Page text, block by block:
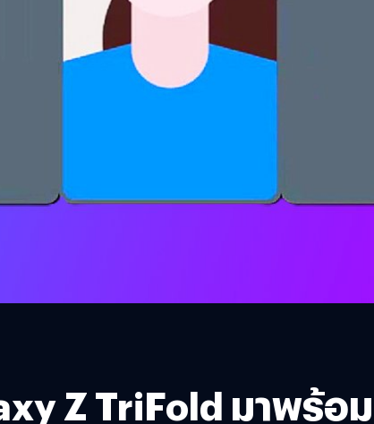
Z TriFold มาพร้อ